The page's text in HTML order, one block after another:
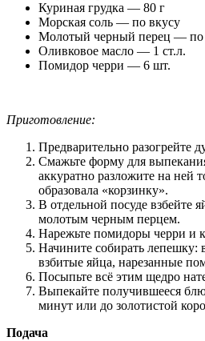
Куриная грудка — 80 г
Морская соль — по вкусу
Молотый черный перец — по
Оливковое масло — 1 ст.л.
Помидор черри — 6 шт.
Приготовление:
Предварительно разогрейте
Смажьте форму для
аккуратно разложите на ней
образовала «корзинку».
В отдельной посуде взбейте
молотым черным перцем.
Нарежьте помидоры черри и
Начините собирать лепешку:
взбитые яйца, нарезанные
Посыпьте всё этим щедро
Выпекайте получившееся
минут или до золотистой
Подача